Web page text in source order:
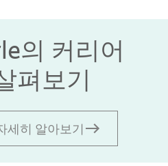
의 커리어
펴보기
세히 알아보기